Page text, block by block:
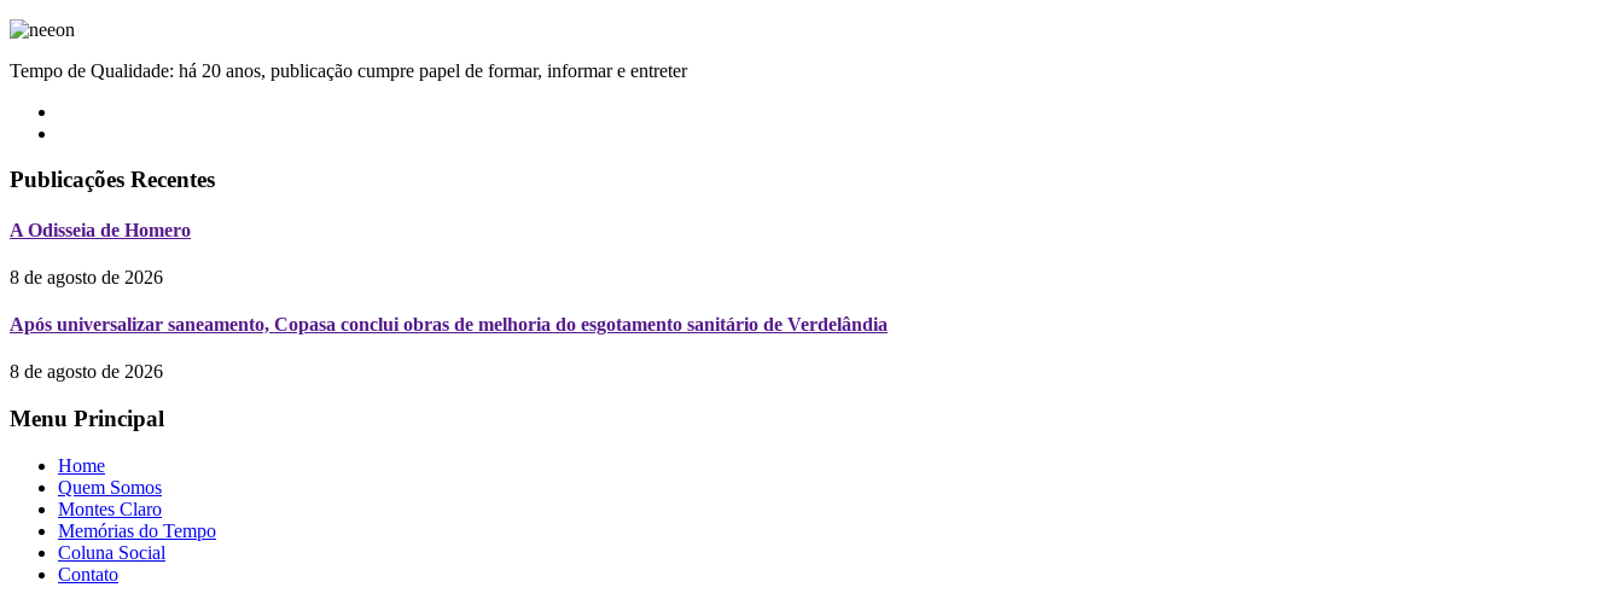
Tempo de Qualidade: há 20 anos, publicação cumpre papel de formar, informar e entreter
Publicações Recentes
A Odisseia de Homero
8 de agosto de 2026
Após universalizar saneamento, Copasa conclui obras de melhoria do esgotamento sanitário de Verdelândia
8 de agosto de 2026
Menu Principal
Home
Quem Somos
Montes Claro
Memórias do Tempo
Coluna Social
Contato